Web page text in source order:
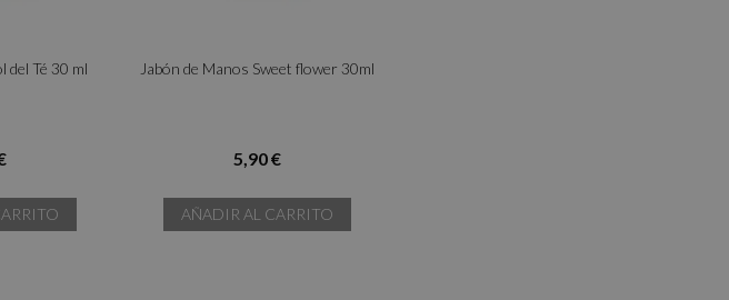
del Té 30 ml Jabón de Manos Sweet flower 30ml
5,90 €
AÑADIR AL CARRITO